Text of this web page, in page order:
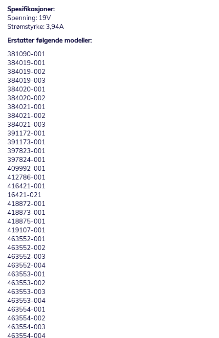
Spesifikasjoner:
Spenning: 19V
Strømstyrke: 3,94A
Erstatter følgende modeller:
381090-001
384019-001
384019-002
384019-003
384020-001
384020-002
384021-001
384021-002
384021-003
391172-001
391173-001
397823-001
397824-001
409992-001
412786-001
416421-001
16421-021
418872-001
418873-001
418875-001
419107-001
463552-001
463552-002
463552-003
463552-004
463553-001
463553-002
463553-003
463553-004
463554-001
463554-002
463554-003
463554-004